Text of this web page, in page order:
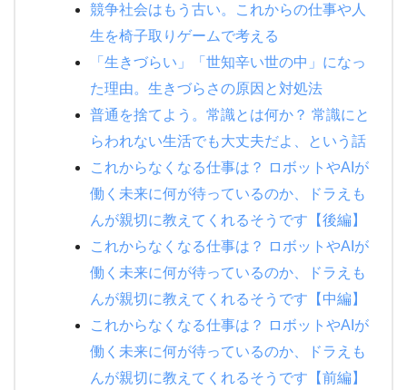
競争社会はもう古い。これからの仕事や人
生を椅子取りゲームで考える
「生きづらい」「世知辛い世の中」になっ
た理由。生きづらさの原因と対処法
普通を捨てよう。常識とは何か？ 常識にと
らわれない生活でも大丈夫だよ、という話
これからなくなる仕事は？ ロボットやAIが
働く未来に何が待っているのか、ドラえも
んが親切に教えてくれるそうです【後編】
これからなくなる仕事は？ ロボットやAIが
働く未来に何が待っているのか、ドラえも
んが親切に教えてくれるそうです【中編】
これからなくなる仕事は？ ロボットやAIが
働く未来に何が待っているのか、ドラえも
んが親切に教えてくれるそうです【前編】